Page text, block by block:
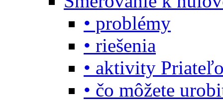
• problémy
• riešenia
• aktivity
• čo môžete